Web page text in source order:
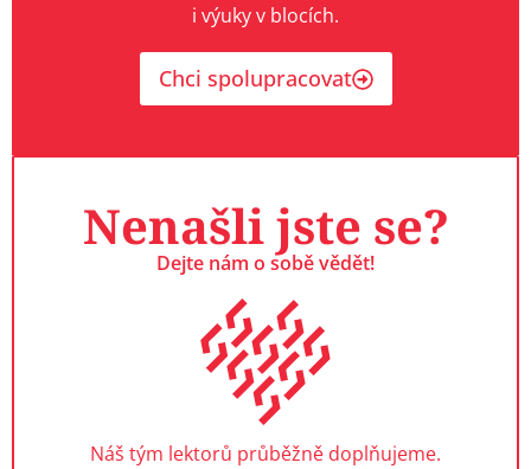
i výuky v blocích.
Chci spolupracovat
Nenašli jste se?
Dejte nám o sobě vědět!
Náš tým lektorů průběžně doplňujeme.